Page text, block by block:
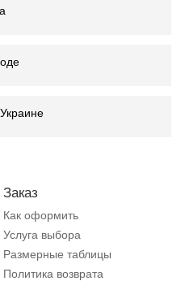
Заказ
Как оформить
Услуга выбора
Размерные таблицы
Политика возврата